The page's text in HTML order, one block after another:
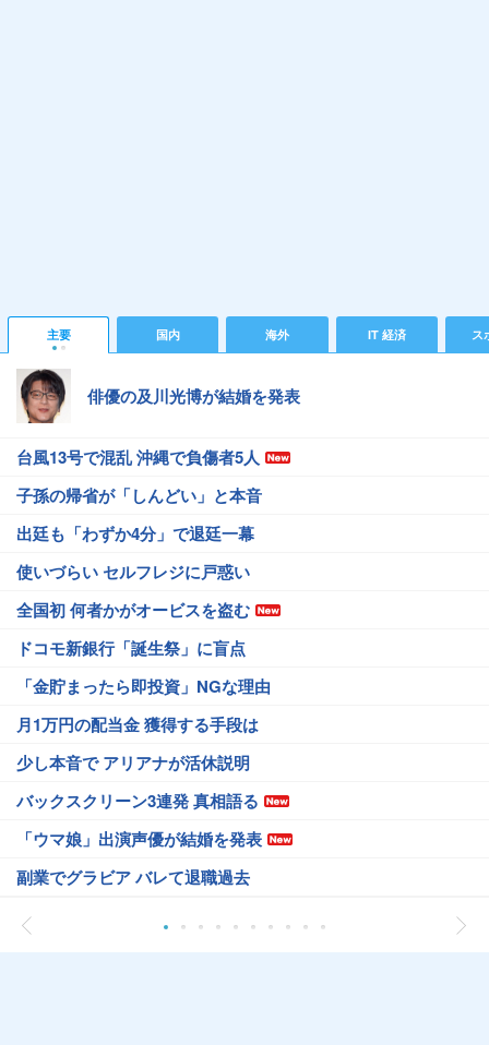
主要 国内 海外 IT 経済 ス
俳優の及川光博が結婚を発表
台風13号で混乱 沖縄で負傷者5人
子孫の帰省が「しんどい」と本音
出廷も「わずか4分」で退廷一幕
使いづらい セルフレジに戸惑い
全国初 何者かがオービスを盗む
ドコモ新銀行「誕生祭」に盲点
「金貯まったら即投資」NGな理由
月1万円の配当金 獲得する手段は
少し本音で アリアナが活休説明
バックスクリーン3連発 真相語る
「ウマ娘」出演声優が結婚を発表
副業でグラビア バレて退職過去